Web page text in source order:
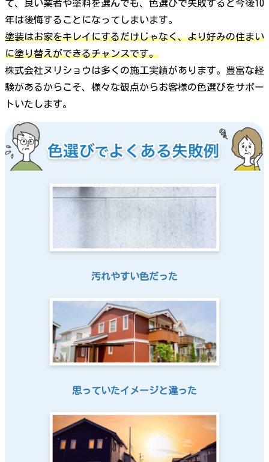
て、良い業者や塗料を選んでも、色選びで失敗すると今後10
年は後悔することになってしまいます。
塗装はお家をキレイにするだけじゃなく、より好みの住まい
に塗り替えができるチャンスです。
株式会社ヌリショウは多くの施工実績があります。豊富な経
験があるからこそ、様々な観点からお客様の色選びをサポー
トいたします。
汚れやすい色だった
思っていたイメージと違った